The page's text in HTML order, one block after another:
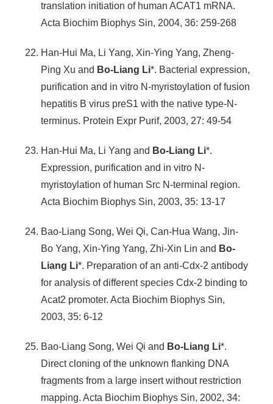
translation initiation of human ACAT1 mRNA.
Acta Biochim Biophys Sin, 2004, 36: 259-268
Han-Hui Ma, Li Yang, Xin-Ying Yang, Zheng-
Ping Xu and Bo-Liang Li*. Bacterial expression,
purification and in vitro N-myristoylation of fusion
hepatitis B virus preS1 with the native type-N-
terminus. Protein Expr Purif, 2003, 27: 49-54
Han-Hui Ma, Li Yang and Bo-Liang Li*.
Expression, purification and in vitro N-
myristoylation of human Src N-terminal region.
Acta Biochim Biophys Sin, 2003, 35: 13-17
Bao-Liang Song, Wei Qi, Can-Hua Wang, Jin-
Bo Yang, Xin-Ying Yang, Zhi-Xin Lin and Bo-
Liang Li*. Preparation of an anti-Cdx-2 antibody
for analysis of different species Cdx-2 binding to
Acat2 promoter. Acta Biochim Biophys Sin,
2003, 35: 6-12
Bao-Liang Song, Wei Qi and Bo-Liang Li*.
Direct cloning of the unknown flanking DNA
fragments from a large insert without restriction
mapping. Acta Biochim Biophys Sin, 2002, 34: